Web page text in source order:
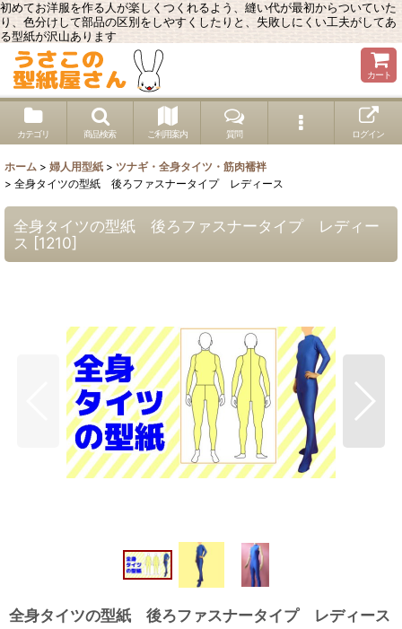
初めてお洋服を作る人が楽しくつくれるよう、縫い代が最初からついていた
り、色分けして部品の区別をしやすくしたりと、失敗しにくい工夫がしてあ
る型紙が沢山あります
カート
カテゴリ 商品検索 ご利用案内 質問 ログイン
ホーム > 婦人用型紙 > ツナギ・全身タイツ・筋肉襦袢
> 全身タイツの型紙 後ろファスナータイプ レディース
全身タイツの型紙 後ろファスナータイプ レディー
ス [1210]
全身タイツの型紙 後ろファスナータイプ レディース